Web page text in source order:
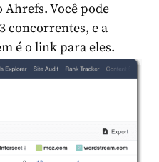
Você pode
concorrentes, e a
é o link para eles.